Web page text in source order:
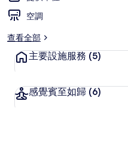
空調
查看全部
主要設施服務 (5)
感覺賓至如歸 (6)